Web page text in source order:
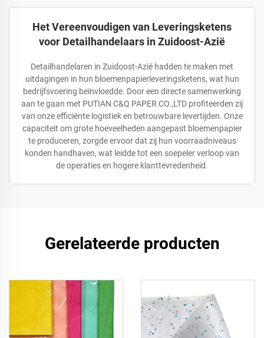
Het Vereenvoudigen van Leveringsketens
voor Detailhandelaars in Zuidoost-Azië
Detailhandelaren in Zuidoost-Azië hadden te maken met
uitdagingen in hun bloemenpapierleveringsketens, wat hun
bedrijfsvoering beïnvloedde. Door een directe samenwerking
aan te gaan met PUTIAN C&Q PAPER CO.,LTD profiteerden zij
van onze efficiënte logistiek en betrouwbare levertijden. Onze
capaciteit om grote hoeveelheden aangepast bloemenpapier
te produceren, zorgde ervoor dat zij hun voorraadniveaus
konden handhaven, wat leidde tot een soepeler verloop van
de operaties en hogere klanttevredenheid.
Gerelateerde producten